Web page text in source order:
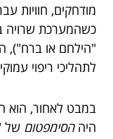
מודחקים, חוויות
כשהמערכת שרויה
"הילחם או ברח"),
לתהליכי ריפוי
במבט לאחור, הוא
היההסימפטום של